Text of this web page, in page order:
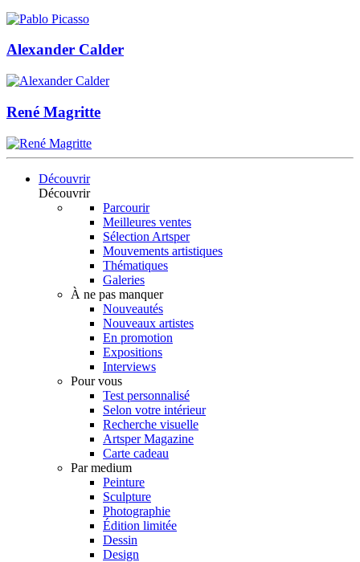
Alexander Calder
René Magritte
Découvrir
Découvrir
Parcourir
Meilleures ventes
Sélection Artsper
Mouvements artistiques
Thématiques
Galeries
À ne pas manquer
Nouveautés
Nouveaux artistes
En promotion
Expositions
Interviews
Pour vous
Test personnalisé
Selon votre intérieur
Recherche visuelle
Artsper Magazine
Carte cadeau
Par medium
Peinture
Sculpture
Photographie
Édition limitée
Dessin
Design